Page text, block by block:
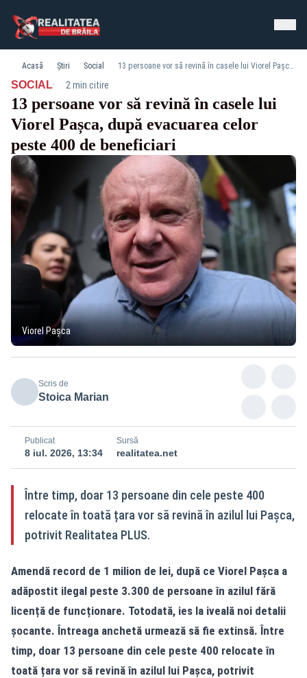
Acasă Știri Social 13 persoane vor să revină în casele lui Viorel Pașca, după evacuarea celor peste 400 de beneficiari
SOCIAL· 2 min citire
13 persoane vor să revină în casele lui
Viorel Pașca, după evacuarea celor
peste 400 de beneficiari
Viorel Pașca
Scris de
Stoica Marian
Publicat
8 iul. 2026, 13:34
Sursă
realitatea.net
Între timp, doar 13 persoane din cele peste 400
relocate în toată țara vor să revină în azilul lui Pașca,
potrivit Realitatea PLUS.
Amendă record de 1 milion de lei, după ce Viorel Pașca a
adăpostit ilegal peste 3.300 de persoane în azilul fără
licență de funcționare. Totodată, ies la iveală noi detalii
șocante. Întreaga anchetă urmează să fie extinsă. Între
timp, doar 13 persoane din cele peste 400 relocate în
toată țara vor să revină în azilul lui Pașca, potrivit